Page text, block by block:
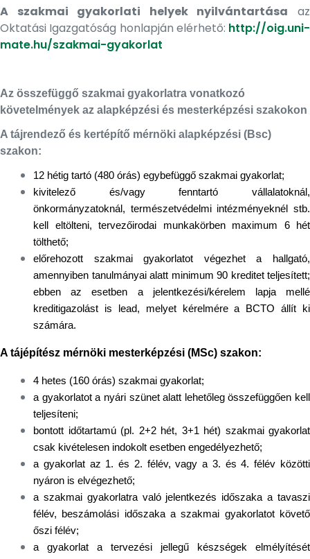
A szakmai gyakorlati helyek nyilvántartása az
Oktatási Igazgatóság honlapján elérhető: http://oig.uni-
mate.hu/szakmai-gyakorlat
Az összefüggő szakmai gyakorlatra vonatkozó
követelmények az alapképzési és mesterképzési szakokon
A tájrendező és kertépítő mérnöki alapképzési (Bsc)
szakon:
12 hétig tartó (480 órás) egybefüggő szakmai gyakorlat;
kivitelező és/vagy fenntartó vállalatoknál,
önkormányzatoknál, természetvédelmi intézményeknél stb.
kell eltölteni, tervezőirodai munkakörben maximum 6 hét
tölthető;
előrehozott szakmai gyakorlatot végezhet a hallgató,
amennyiben tanulmányai alatt minimum 90 kreditet teljesített;
ebben az esetben a jelentkezési/kérelem lapja mellé
kreditigazolást is lead, melyet kérelmére a BCTO állít ki
számára.
A tájépítész mérnöki mesterképzési (MSc) szakon:
4 hetes (160 órás) szakmai gyakorlat;
a gyakorlatot a nyári szünet alatt lehetőleg összefüggően kell
teljesíteni;
bontott időtartamú (pl. 2+2 hét, 3+1 hét) szakmai gyakorlat
csak kivételesen indokolt esetben engedélyezhető;
a gyakorlat az 1. és 2. félév, vagy a 3. és 4. félév közötti
nyáron is elvégezhető;
a szakmai gyakorlatra való jelentkezés időszaka a tavaszi
félév, beszámolási időszaka a szakmai gyakorlatot követő
őszi félév;
a gyakorlat a tervezési jellegű készségek elmélyítését